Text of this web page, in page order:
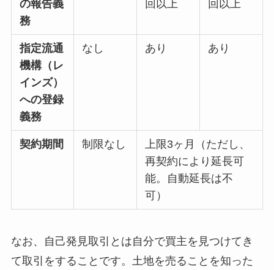
の報告義
務
回以上
回以上
指定流通
機構（レ
インズ）
への登録
義務
なし あり あり
契約期間 制限なし
上限3ヶ月（ただし、
再契約により延長可
能。自動延長は不
可）
なお、自己発見取引とは自分で買主を見つけてき
て取引をすることです。土地を売ることを知った